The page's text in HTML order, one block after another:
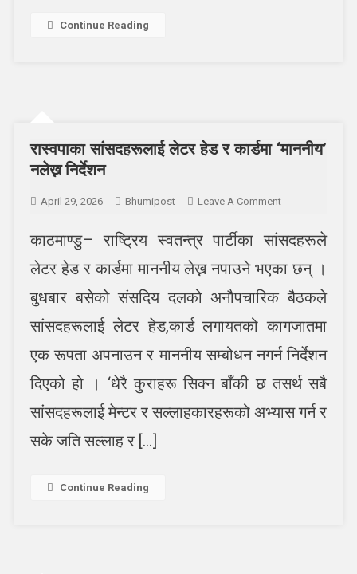
Continue Reading
रास्वपाका सांसदहरूलाई लेटर हेड र कार्डमा ‘माननीय’
नलेख्न निर्देशन
April 29, 2026 Bhumipost Leave A CommentOn
सांसदहरूलाई
हेड
‘माननीय’
नलेख्न
काठमाण्डु– राष्ट्रिय स्वतन्त्र पार्टीका सांसदहरूले
लेटर हेड र कार्डमा माननीय लेख्न नपाउने भएका छन् ।
बुधबार बसेको संसदिय दलको अनौपचारिक बैठकले
सांसदहरूलाई लेटर हेड,कार्ड लगायतको कागजातमा
एक रूपता अपनाउन र माननीय सम्बोधन नगर्न निर्देशन
दिएको हो । ‘धेरै कुराहरू सिक्न बाँकी छ तसर्थ सबै
सांसदहरूलाई मेन्टर र सल्लाहकारहरूको अभ्यास गर्न र
सके जति सल्लाह र […]
Continue Reading